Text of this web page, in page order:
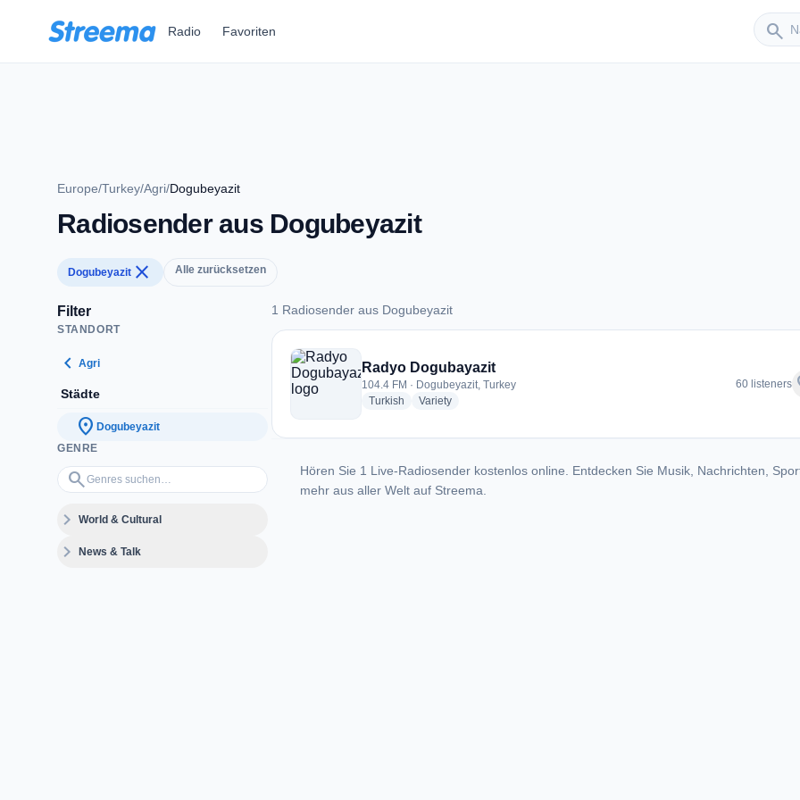
Radio Favoriten search
Sender
Europe/Turkey/Agri/Dogubeyazit
Radiosender aus Dogubeyazit
Dogubeyazit close Alle zurücksetzen
Filter
STANDORT
chevron_left Agri
Städte
location_on Dogubeyazit
GENRE
search
Genres suchen…
expand_moreWorld & Cultural
expand_moreNews & Talk
1 Radiosender aus Dogubeyazit
1 Radiosender aus Dogubeyazit
Radyo Dogubayazit
104.4 FM · Dogubeyazit, Turkey
Turkish radio stations
Varietyradio stations
60 listeners
Hören Sie 1 Live-Radiosender kostenlos online. Entdecken Sie Musik, Nachrichten,
mehr aus aller Welt auf Streema.